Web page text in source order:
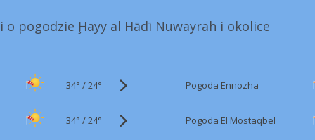
pogodzie Ḩayy al Hādī Nuwayrah i okolice
34° /24° Pogoda Ennozha
34° /24° Pogoda El Mostaqbel